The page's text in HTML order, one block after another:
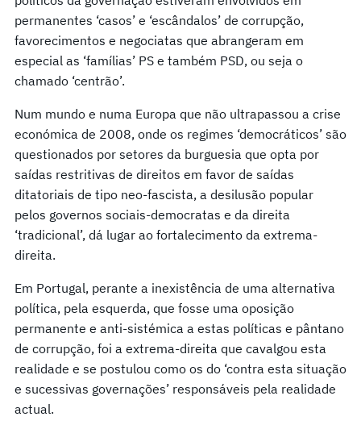
permanentes ‘casos’ e ‘escândalos’ de corrupção,
favorecimentos e negociatas que abrangeram em
especial as ‘famílias’ PS e também PSD, ou seja o
chamado ‘centrão’.
Num mundo e numa Europa que não ultrapassou a crise
económica de 2008, onde os regimes ‘democráticos’ são
questionados por setores da burguesia que opta por
saídas restritivas de direitos em favor de saídas
ditatoriais de tipo neo-fascista, a desilusão popular
pelos governos sociais-democratas e da direita
‘tradicional’, dá lugar ao fortalecimento da extrema-
direita.
Em Portugal, perante a inexistência de uma alternativa
política, pela esquerda, que fosse uma oposição
permanente e anti-sistémica a estas políticas e pântano
de corrupção, foi a extrema-direita que cavalgou esta
realidade e se postulou como os do ‘contra esta situação
e sucessivas governações’ responsáveis pela realidade
actual.